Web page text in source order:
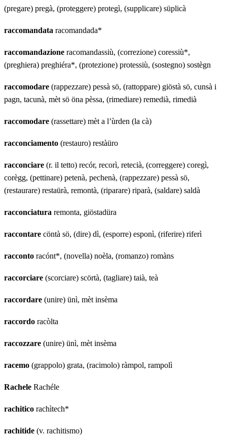
(pregare) pregà, (proteggere) protegì, (supplicare) süplicà
raccomandata racomandada*
raccomandazione racomandassiù, (correzione) coressiù*,
(preghiera) preghiéra*, (protezione) protessiù, (sostegno) sostègn
raccomodare (rappezzare) pessà sö, (rattoppare) giöstà sö, cunsà i
pagn, tacunà, mèt sö öna pèssa, (rimediare) remedià, rimedià
raccomodare (rassettare) mèt a l’ùrden (la cà)
racconciamento (restauro) restàüro
racconciare (r. il tetto) recór, recorì, retecià, (correggere) coregì,
corègg, (pettinare) petenà, pechenà, (rappezzare) pessà sö,
(restaurare) restaürà, remontà, (riparare) riparà, (saldare) saldà
racconciatura remonta, giöstadüra
raccontare cöntà sö, (dire) dì, (esporre) esponì, (riferire) riferì
racconto racónt*, (novella) noèla, (romanzo) romàns
raccorciare (scorciare) scörtà, (tagliare) taià, teà
raccordare (unire) ünì, mèt insèma
raccordo racòlta
raccozzare (unire) ünì, mèt insèma
racemo (grappolo) grata, (racimolo) ràmpol, rampolì
Rachele Rachéle
rachitico rachìtech*
rachitide (v. rachitismo)